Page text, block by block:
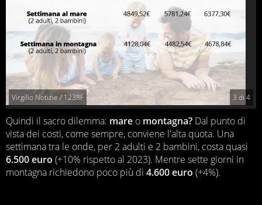
3 di 4
Virgilio Notizie / 123RF
Quindi il sacro dilemma: mare o montagna? Dal punto di
vista dei costi, come sempre, conviene l'alta quota. Una
settimana tra le onde, per 2 adulti e 2 bambini, costa quasi
6.500 euro (+10% rispetto al 2023). Mentre sette giorni in
montagna richiedono poco più di 4.600 euro (+4%).